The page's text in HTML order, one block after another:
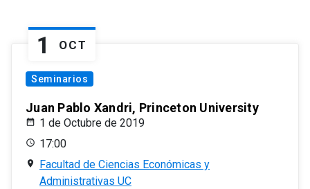
1 OCT
Seminarios
Juan Pablo Xandri, Princeton University
1 de Octubre de 2019
17:00
Facultad de Ciencias Económicas y
Administrativas UC